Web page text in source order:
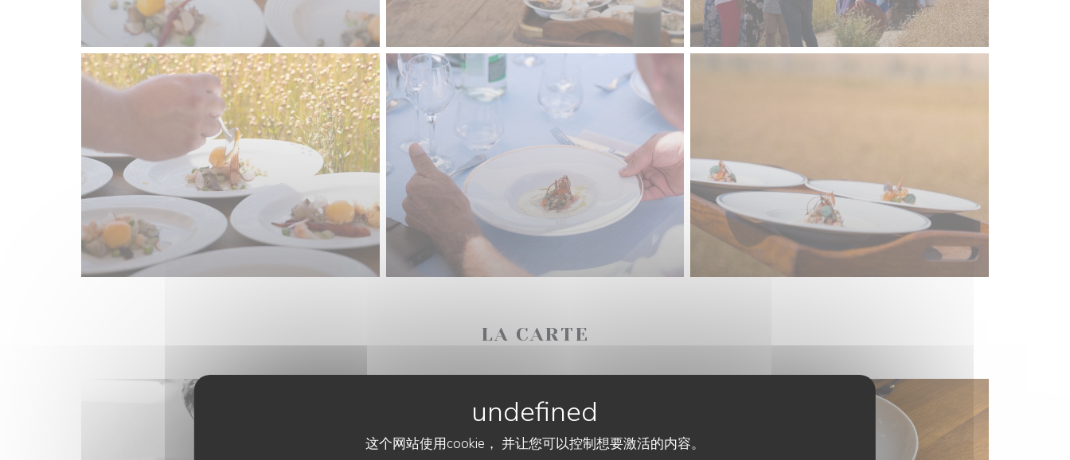
这个网站使用cookie， 并让您可以控制想要激活的内容。
LA CARTE